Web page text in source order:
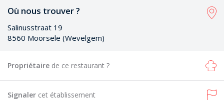
Où nous trouver ?
Salinusstraat 19
8560 Moorsele (Wevelgem)
Propriétaire de ce restaurant ?
Signaler cet établissement